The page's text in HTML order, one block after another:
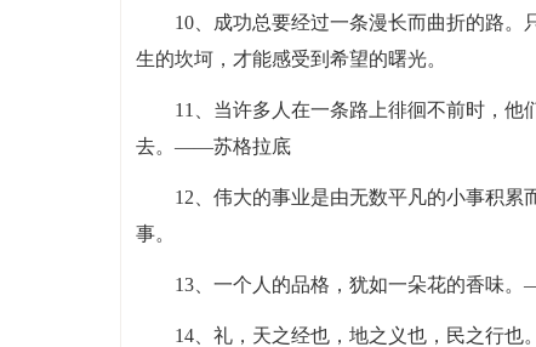
10、成功总要经过一条漫长而曲折的路。
生的坎坷，才能感受到希望的曙光。
11、当许多人在一条路上徘徊不前时，
去。——苏格拉底
12、伟大的事业是由无数平凡的小事积
事。
13、一个人的品格，犹如一朵花的香味
14、礼，天之经也，地之义也，民之行也